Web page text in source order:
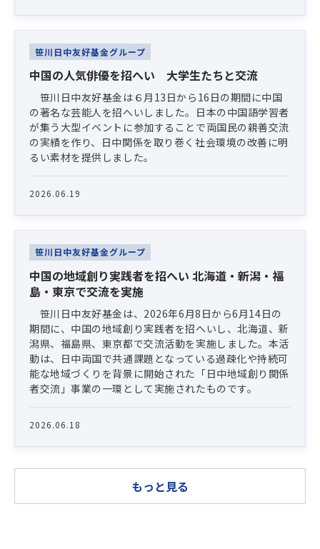
笹川日中友好基金グループ
中国の人気俳優を招へい 大学生たちと交流
笹川日中友好基金は６月13日から16日の期間に中国
の著名な芸能人を招へいしました。日本の中国語学習者
が集う大型イベントに参加することで両国民の親善交流
の実績を作り、日中関係を取り巻く社会環境の改善に明
るい素材を提供しました。
2026.06.19
笹川日中友好基金グループ
中国の地域創り実践者を招へい 北海道・新潟・福
島・東京で交流を実施
笹川日中友好基金は、2026年6月8日から6月14日の
期間に、中国の地域創り実践者を招へいし、北海道、新
潟県、福島県、東京都で交流活動を実施しました。本活
動は、日中両国で共通課題となっている過疎化や持続可
能な地域づくりを背景に開始された「日中地域創り関係
者交流」事業の一環として実施されたものです。
2026.06.18
もっと見る